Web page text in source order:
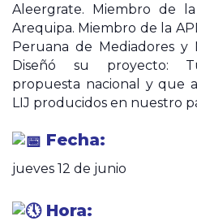
Aleergrate. Miembro de
Arequipa. Miembro de la
Peruana de Mediadores y
Diseñó su proyecto:
propuesta nacional y que
LIJ producidos en nuestro
Fecha:
jueves 12 de junio
Hora: